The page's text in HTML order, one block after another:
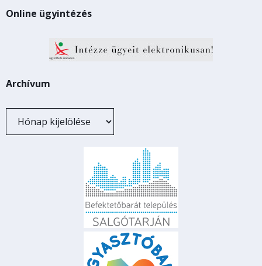
Online ügyintézés
Archívum